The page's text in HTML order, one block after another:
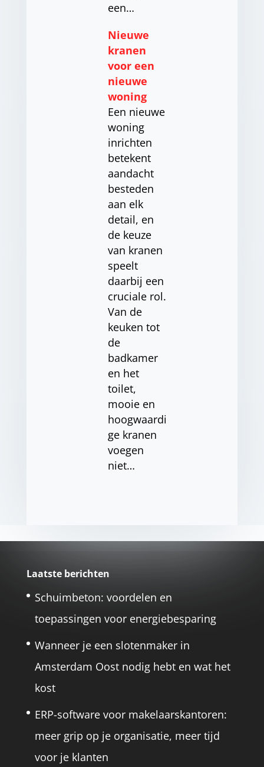
een…
Nieuwe
kranen
voor een
nieuwe
woning
Een nieuwe
woning
inrichten
betekent
aandacht
besteden
aan elk
detail, en
de keuze
van kranen
speelt
daarbij een
cruciale rol.
Van de
keuken tot
de
badkamer
en het
toilet,
mooie en
hoogwaardi
ge kranen
voegen
niet…
Laatste berichten
Schuimbeton: voordelen en
toepassingen voor energiebesparing
Wanneer je een slotenmaker in
Amsterdam Oost nodig hebt en wat het
kost
ERP-software voor makelaarskantoren:
meer grip op je organisatie, meer tijd
voor je klanten